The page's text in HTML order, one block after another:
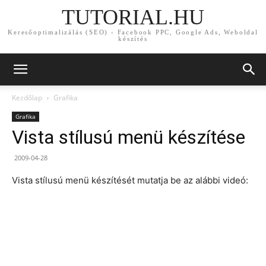
TUTORIAL.HU
Keresőoptimalizálás (SEO) - Facebook PPC, Google Ads, Weboldal
készítés
Kezdőlap Grafika
Grafika
Vista stílusú menü készítése
2009-04-28
Vista stílusú menü készítését mutatja be az alábbi videó: